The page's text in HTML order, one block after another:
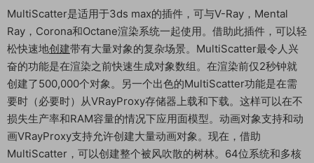
MultiScatter是适用于3ds max的插件，可与V-Ray，Mental
Ray，Corona和Octane渲染系统一起使用。借助此插件，可以轻
松快速地创建带有大量对象的复杂场景。MultiScatter最令人兴
奋的功能是在渲染之前快速生成对象数组。在渲染前仅2秒钟就
创建了500,000个对象。另一个出色的MultiScatter功能是在需
要时（必要时）从VRayProxy存储器上载和下载。这样可以在不
损失生产率和RAM容量的情况下应用面模型。动画对象支持和动
画VRayProxy支持允许创建大量动画对象。现在，借助
MultiScatter，可以创建整个被风吹散的树林。64位系统和多核